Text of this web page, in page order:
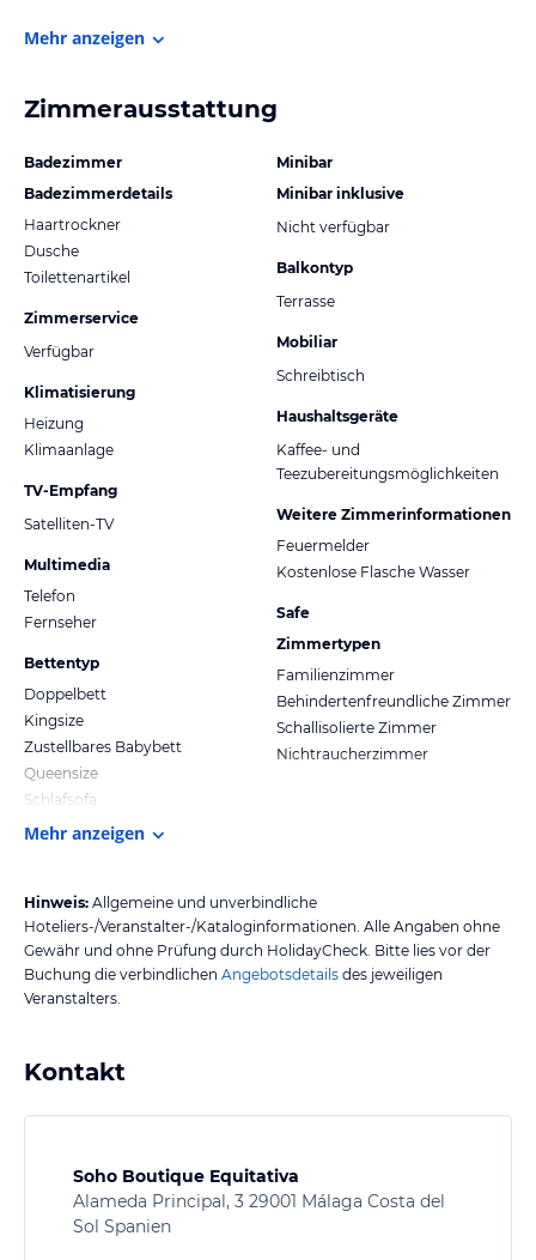
Mehr anzeigen
Zimmerausstattung
Badezimmer
Badezimmerdetails
Haartrockner
Dusche
Toilettenartikel
Zimmerservice
Verfügbar
Klimatisierung
Heizung
Klimaanlage
TV-Empfang
Satelliten-TV
Multimedia
Telefon
Fernseher
Bettentyp
Doppelbett
Kingsize
Zustellbares Babybett
Queensize
Schlafsofa
Minibar
Minibar inklusive
Nicht verfügbar
Balkontyp
Terrasse
Mobiliar
Schreibtisch
Haushaltsgeräte
Kaffee- und
Teezubereitungsmöglichkeiten
Weitere Zimmerinformationen
Feuermelder
Kostenlose Flasche Wasser
Safe
Zimmertypen
Familienzimmer
Behindertenfreundliche Zimmer
Schallisolierte Zimmer
Nichtraucherzimmer
Mehr anzeigen
Hinweis: Allgemeine und unverbindliche
Hoteliers-/Veranstalter-/Kataloginformationen. Alle Angaben ohne
Gewähr und ohne Prüfung durch HolidayCheck. Bitte lies vor der
Buchung die verbindlichen Angebotsdetails des jeweiligen
Veranstalters.
Kontakt
Soho Boutique Equitativa
Alameda Principal, 3 29001 Málaga Costa del
Sol Spanien